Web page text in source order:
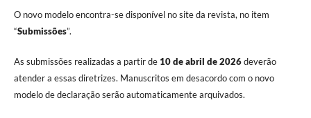
O novo modelo encontra-se disponível no site da revista, no item
“Submissões”.
As submissões realizadas a partir de 10 de abril de 2026deverão
atender a essas diretrizes. Manuscritos em desacordo com o novo
modelo de declaração serão automaticamente arquivados.